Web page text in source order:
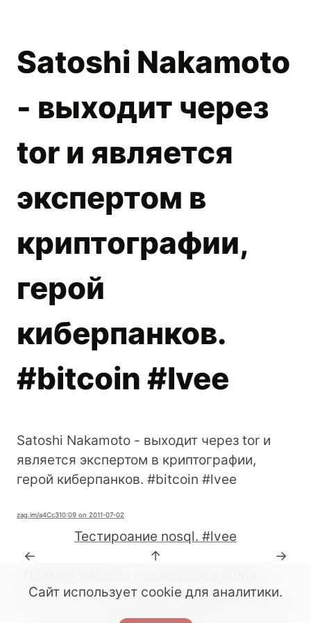
Satoshi Nakamoto
- выходит через
tor и является
экспертом в
криптографии,
герой
киберпанков.
#bitcoin #lvee
Satoshi Nakamoto - выходит через tor и
является экспертом в криптографии,
герой киберпанков. #bitcoin #lvee
zag.im/a4Cc310:09 on 2011-07-02
Тестироание nosql. #lvee
←
↑
→
Сайт использует cookie для аналитики.